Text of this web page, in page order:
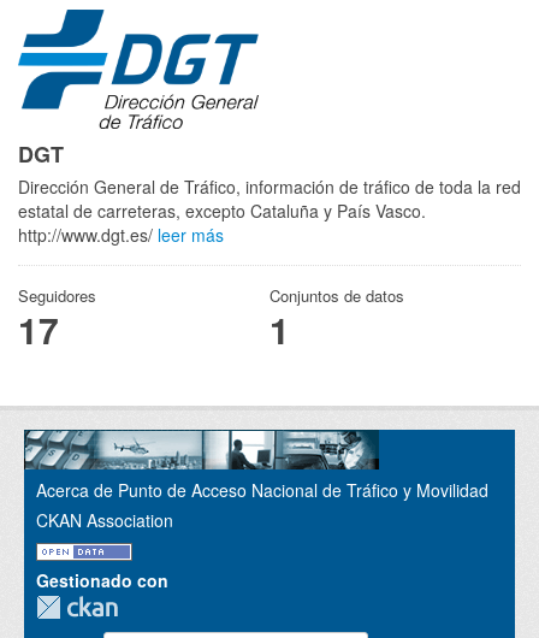
DGT
Dirección General de Tráfico, información de tráfico de toda la red
estatal de carreteras, excepto Cataluña y País Vasco.
http://www.dgt.es/ leer más
Seguidores
17
Conjuntos de datos
1
Acerca de Punto de Acceso Nacional de Tráfico y Movilidad
CKAN Association
Gestionado con